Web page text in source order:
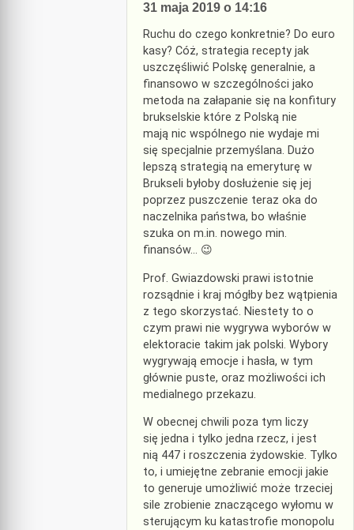
31 maja 2019 o 14:16
Ruchu do czego konkretnie? Do euro
kasy? Cóż, strategia recepty jak
uszczęśliwić Polskę generalnie, a
finansowo w szczególności jako
metoda na załapanie się na konfitury
brukselskie które z Polską nie
mają nic wspólnego nie wydaje mi
się specjalnie przemyślana. Dużo
lepszą strategią na emeryturę w
Brukseli byłoby dosłużenie się jej
poprzez puszczenie teraz oka do
naczelnika państwa, bo właśnie
szuka on m.in. nowego min.
finansów… 😉
Prof. Gwiazdowski prawi istotnie
rozsądnie i kraj mógłby bez wątpienia
z tego skorzystać. Niestety to o
czym prawi nie wygrywa wyborów w
elektoracie takim jak polski. Wybory
wygrywają emocje i hasła, w tym
głównie puste, oraz możliwości ich
medialnego przekazu.
W obecnej chwili poza tym liczy
się jedna i tylko jedna rzecz, i jest
nią 447 i roszczenia żydowskie. Tylko
to, i umiejętne zebranie emocji jakie
to generuje umożliwić może trzeciej
sile zrobienie znaczącego wyłomu w
sterującym ku katastrofie monopolu